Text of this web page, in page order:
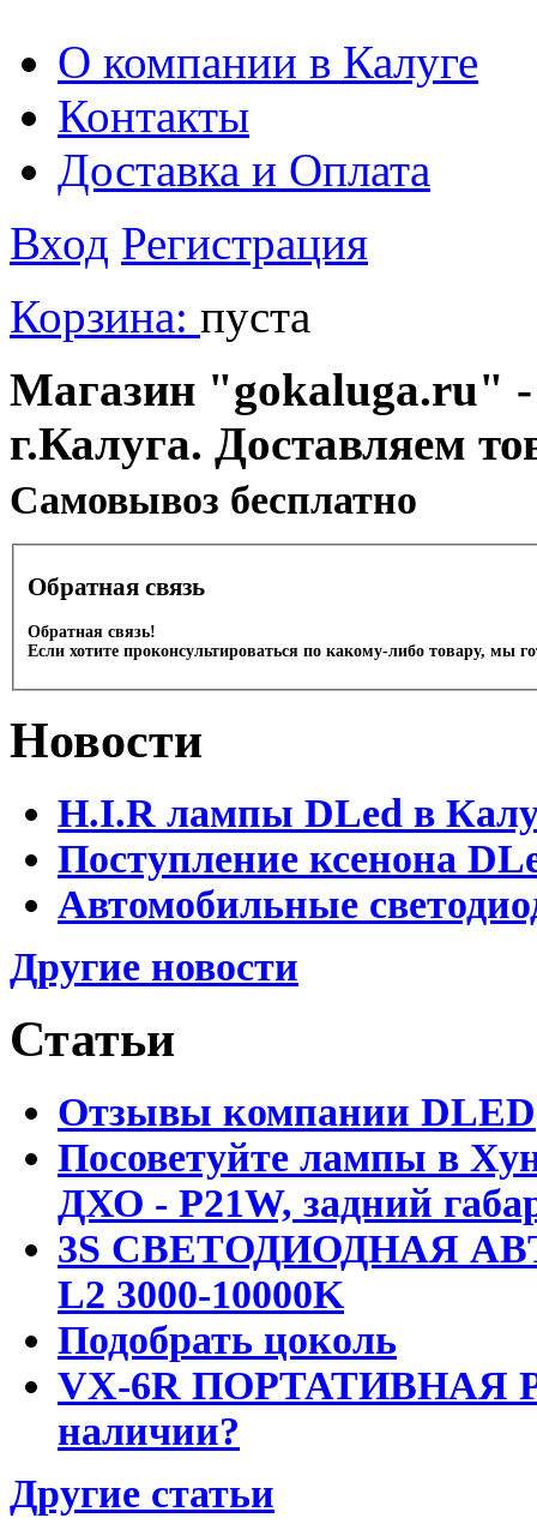
О компании в Калуге
Контакты
Доставка и Оплата
Вход Регистрация
Корзина: пуста
Магазин "gokaluga.ru" -
г.Калуга. Доставляем
Cамовывоз бесплатно
Обратная связь
Обратная связь!
Если хотите проконсультироваться по какому-либо товару, мы
Новости
H.I.R лампы DLed в
Поступление ксенона
Автомобильные
Другие новости
Статьи
Отзывы компании DLED
Посоветуйте лампы в
ДХО - P21W, задний
3S СВЕТОДИОДНАЯ
L2 3000-10000K
Подобрать цоколь
VX-6R ПОРТАТИВНАЯ
наличии?
Другие статьи